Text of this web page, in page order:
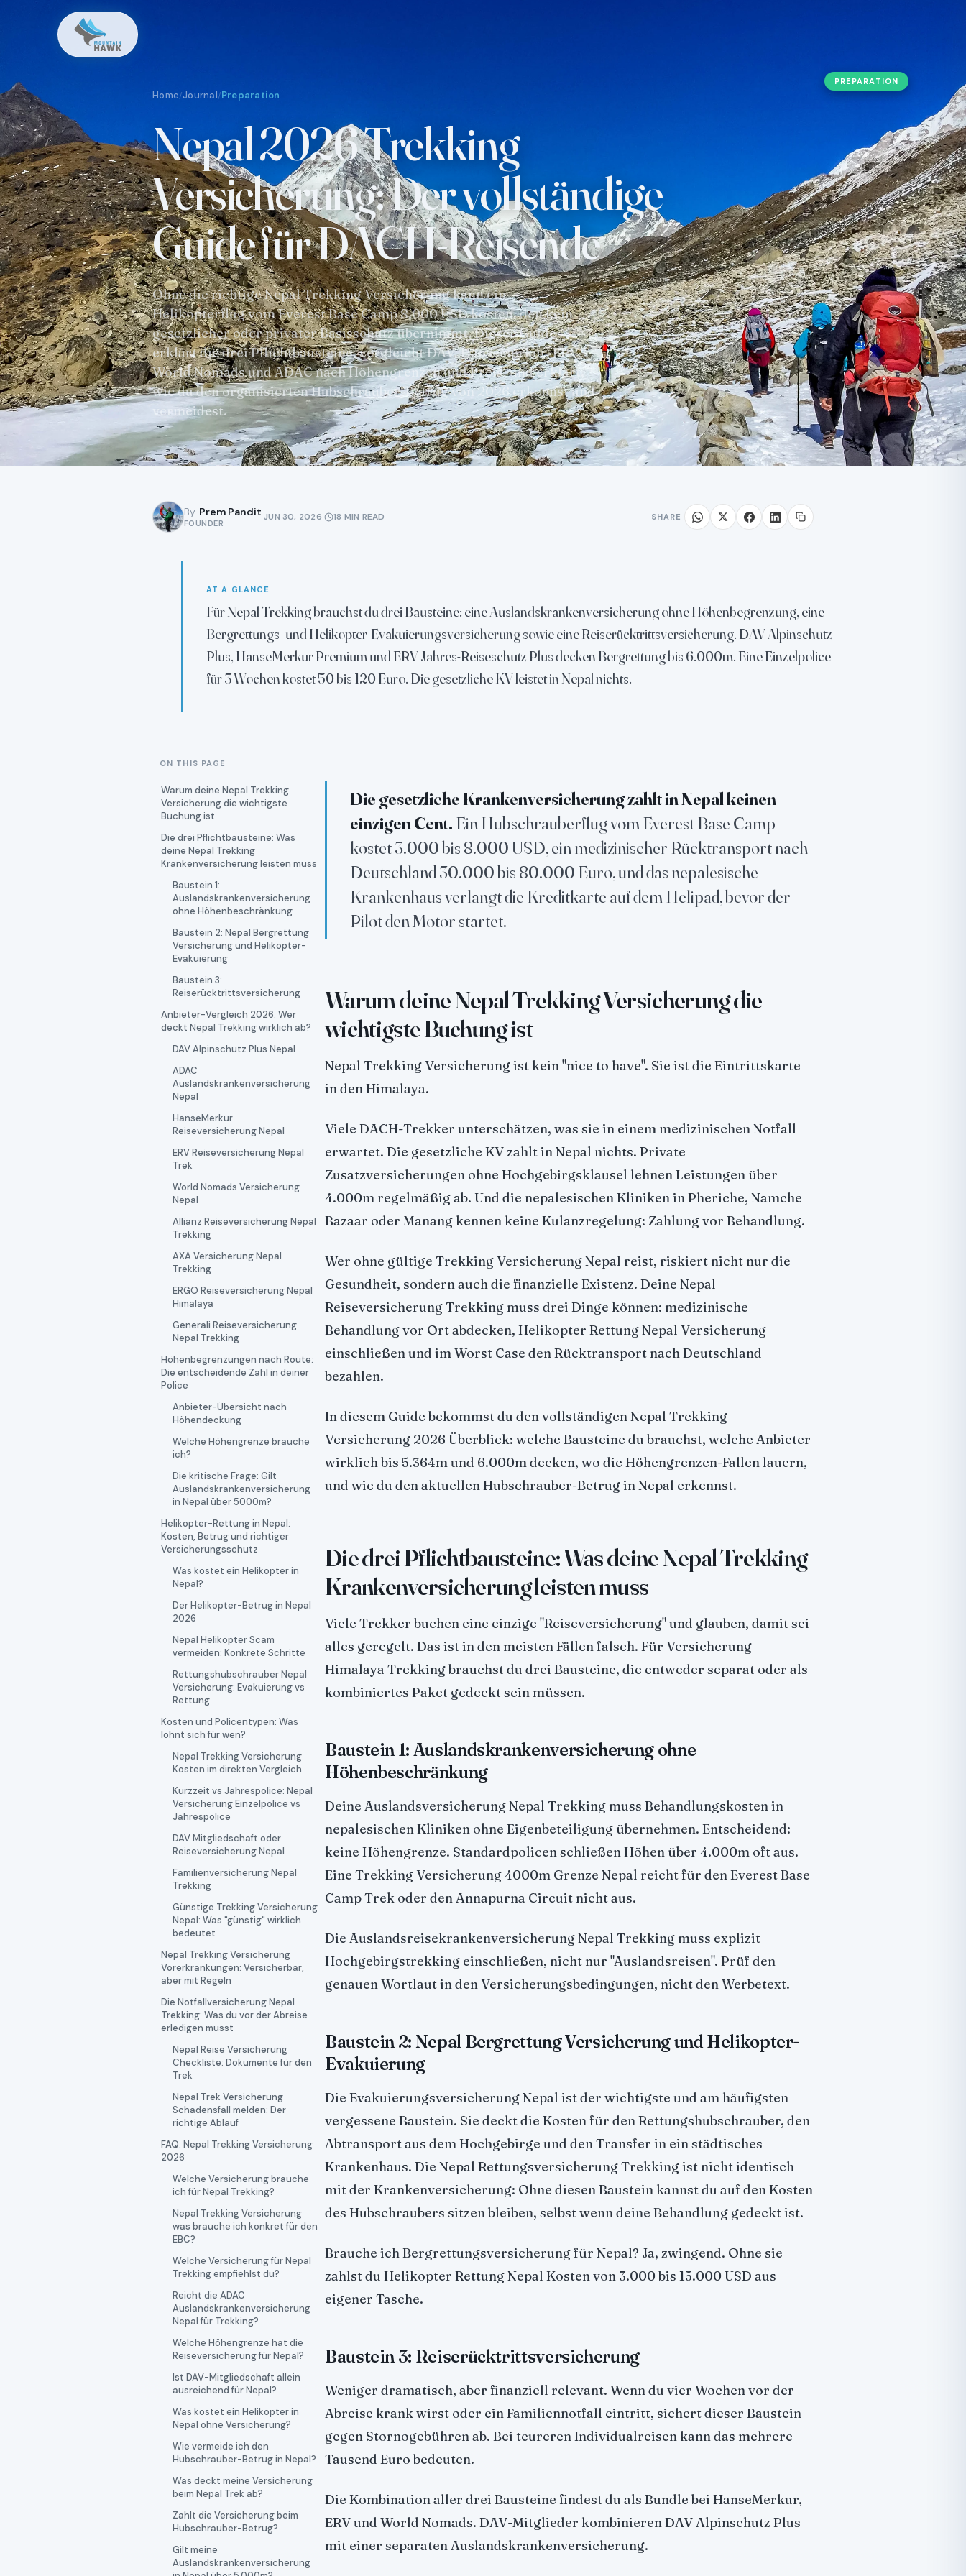
Langtang Region
Manaslu
Dolpo & Far Western Nepal
Upper Mustang
Makalu & Kanchenjunga
Day Hiking
White Water Rafting
Wildlife Safaris
PREPARATION
Home/Journal/Preparation
Nepal 2026 Trekking
Versicherung: Der vollständige
Guide für DACH-Reisende
Ohne die richtige Nepal Trekking Versicherung kann ein
Helikopterflug vom Everest Base Camp 8.000 USD kosten, den kein
gesetzlicher oder privater Basisschutz übernimmt. Dieser Guide
erklärt die drei Pflichtbausteine, vergleicht DAV, HanseMerkur, ERV,
World Nomads und ADAC nach Höhengrenzen und Preis, und erklärt,
wie du den organisierten Hubschrauber-Betrug von 2026 erkennst und
vermeidest.
By Prem Pandit
FOUNDER ·JUN 30, 2026· 18 MIN READ SHARE
AT A GLANCE
Für Nepal Trekking brauchst du drei Bausteine: eine Auslandskrankenversicherung ohne Höhenbegrenzung, eine
Bergrettungs- und Helikopter-Evakuierungsversicherung sowie eine Reiserücktrittsversicherung. DAV Alpinschutz
Plus, HanseMerkur Premium und ERV Jahres-Reiseschutz Plus decken Bergrettung bis 6.000m. Eine Einzelpolice
für 3 Wochen kostet 50 bis 120 Euro. Die gesetzliche KV leistet in Nepal nichts.
ON THIS PAGE
Warum deine Nepal Trekking
Versicherung die wichtigste
Buchung ist
Die drei Pflichtbausteine: Was
deine Nepal Trekking
Krankenversicherung leisten muss
Baustein 1:
Auslandskrankenversicherung
ohne Höhenbeschränkung
Baustein 2: Nepal Bergrettung
Versicherung und Helikopter-
Evakuierung
Baustein 3:
Reiserücktrittsversicherung
Anbieter-Vergleich 2026: Wer
deckt Nepal Trekking wirklich ab?
DAV Alpinschutz Plus Nepal
ADAC
Auslandskrankenversicherung
Nepal
HanseMerkur
Reiseversicherung Nepal
ERV Reiseversicherung Nepal
Trek
World Nomads Versicherung
Nepal
Allianz Reiseversicherung Nepal
Trekking
AXA Versicherung Nepal
Trekking
ERGO Reiseversicherung Nepal
Himalaya
Generali Reiseversicherung
Nepal Trekking
Höhenbegrenzungen nach Route:
Die entscheidende Zahl in deiner
Police
Anbieter-Übersicht nach
Höhendeckung
Welche Höhengrenze brauche
ich?
Die kritische Frage: Gilt
Auslandskrankenversicherung
in Nepal über 5000m?
Helikopter-Rettung in Nepal:
Kosten, Betrug und richtiger
Versicherungsschutz
Was kostet ein Helikopter in
Nepal?
Der Helikopter-Betrug in Nepal
2026
Nepal Helikopter Scam
vermeiden: Konkrete Schritte
Rettungshubschrauber Nepal
Versicherung: Evakuierung vs
Rettung
Kosten und Policentypen: Was
lohnt sich für wen?
Nepal Trekking Versicherung
Kosten im direkten Vergleich
Kurzzeit vs Jahrespolice: Nepal
Versicherung Einzelpolice vs
Jahrespolice
DAV Mitgliedschaft oder
Reiseversicherung Nepal
Familienversicherung Nepal
Trekking
Günstige Trekking Versicherung
Nepal: Was "günstig" wirklich
bedeutet
Nepal Trekking Versicherung
Vorerkrankungen: Versicherbar,
aber mit Regeln
Die Notfallversicherung Nepal
Trekking: Was du vor der Abreise
erledigen musst
Nepal Reise Versicherung
Checkliste: Dokumente für den
Trek
Nepal Trek Versicherung
Schadensfall melden: Der
richtige Ablauf
FAQ: Nepal Trekking Versicherung
2026
Welche Versicherung brauche
ich für Nepal Trekking?
Nepal Trekking Versicherung
was brauche ich konkret für den
EBC?
Welche Versicherung für Nepal
Trekking empfiehlst du?
Reicht die ADAC
Auslandskrankenversicherung
Nepal für Trekking?
Welche Höhengrenze hat die
Reiseversicherung für Nepal?
Ist DAV-Mitgliedschaft allein
ausreichend für Nepal?
Was kostet ein Helikopter in
Nepal ohne Versicherung?
Wie vermeide ich den
Hubschrauber-Betrug in Nepal?
Was deckt meine Versicherung
beim Nepal Trek ab?
Zahlt die Versicherung beim
Hubschrauber-Betrug?
Gilt meine
Auslandskrankenversicherung
Die gesetzliche Krankenversicherung zahlt in Nepal keinen
einzigen Cent. Ein Hubschrauberflug vom Everest Base Camp
kostet 3.000 bis 8.000 USD, ein medizinischer Rücktransport nach
Deutschland 30.000 bis 80.000 Euro, und das nepalesische
Krankenhaus verlangt die Kreditkarte auf dem Helipad, bevor der
Pilot den Motor startet.
Warum deine Nepal Trekking Versicherung die
wichtigste Buchung ist
Nepal Trekking Versicherung ist kein "nice to have". Sie ist die Eintrittskarte
in den Himalaya.
Viele DACH-Trekker unterschätzen, was sie in einem medizinischen Notfall
erwartet. Die gesetzliche KV zahlt in Nepal nichts. Private
Zusatzversicherungen ohne Hochgebirgsklausel lehnen Leistungen über
4.000m regelmäßig ab. Und die nepalesischen Kliniken in Pheriche, Namche
Bazaar oder Manang kennen keine Kulanzregelung: Zahlung vor Behandlung.
Wer ohne gültige Trekking Versicherung Nepal reist, riskiert nicht nur die
Gesundheit, sondern auch die finanzielle Existenz. Deine Nepal
Reiseversicherung Trekking muss drei Dinge können: medizinische
Behandlung vor Ort abdecken, Helikopter Rettung Nepal Versicherung
einschließen und im Worst Case den Rücktransport nach Deutschland
bezahlen.
In diesem Guide bekommst du den vollständigen Nepal Trekking
Versicherung 2026 Überblick: welche Bausteine du brauchst, welche Anbieter
wirklich bis 5.364m und 6.000m decken, wo die Höhengrenzen-Fallen lauern,
und wie du den aktuellen Hubschrauber-Betrug in Nepal erkennst.
Die drei Pflichtbausteine: Was deine Nepal Trekking
Krankenversicherung leisten muss
Viele Trekker buchen eine einzige "Reiseversicherung" und glauben, damit sei
alles geregelt. Das ist in den meisten Fällen falsch. Für Versicherung
Himalaya Trekking brauchst du drei Bausteine, die entweder separat oder als
kombiniertes Paket gedeckt sein müssen.
Baustein 1: Auslandskrankenversicherung ohne
Höhenbeschränkung
Deine Auslandsversicherung Nepal Trekking muss Behandlungskosten in
nepalesischen Kliniken ohne Eigenbeteiligung übernehmen. Entscheidend:
keine Höhengrenze. Standardpolicen schließen Höhen über 4.000m oft aus.
Eine Trekking Versicherung 4000m Grenze Nepal reicht für den Everest Base
Camp Trek oder den Annapurna Circuit nicht aus.
Die Auslandsreisekrankenversicherung Nepal Trekking muss explizit
Hochgebirgstrekking einschließen, nicht nur "Auslandsreisen". Prüf den
genauen Wortlaut in den Versicherungsbedingungen, nicht den Werbetext.
Baustein 2: Nepal Bergrettung Versicherung und Helikopter-
Evakuierung
Die Evakuierungsversicherung Nepal ist der wichtigste und am häufigsten
vergessene Baustein. Sie deckt die Kosten für den Rettungshubschrauber, den
Abtransport aus dem Hochgebirge und den Transfer in ein städtisches
Krankenhaus. Die Nepal Rettungsversicherung Trekking ist nicht identisch
mit der Krankenversicherung: Ohne diesen Baustein kannst du auf den Kosten
des Hubschraubers sitzen bleiben, selbst wenn deine Behandlung gedeckt ist.
Brauche ich Bergrettungsversicherung für Nepal? Ja, zwingend. Ohne sie
zahlst du Helikopter Rettung Nepal Kosten von 3.000 bis 15.000 USD aus
eigener Tasche.
Baustein 3: Reiserücktrittsversicherung
Weniger dramatisch, aber finanziell relevant. Wenn du vier Wochen vor der
Abreise krank wirst oder ein Familiennotfall eintritt, sichert dieser Baustein
gegen Stornogebühren ab. Bei teureren Individualreisen kann das mehrere
Tausend Euro bedeuten.
Die Kombination aller drei Bausteine findest du als Bundle bei HanseMerkur,
ERV und World Nomads. DAV-Mitglieder kombinieren DAV Alpinschutz Plus
mit einer separaten Auslandskrankenversicherung.